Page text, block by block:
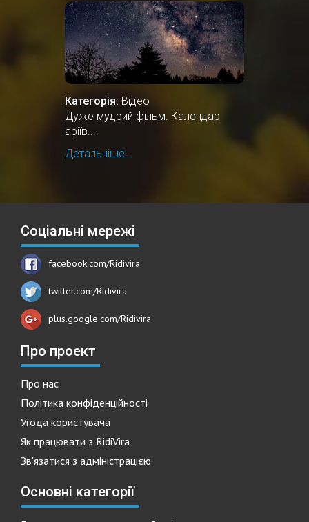
Категорія: Відео
Дуже мудрий фільм. Календар
аріїв....
Детальніше...
Соціальні мережі
facebook.com/Ridivira
twitter.com/Ridivira
plus.google.com/Ridivira
Про проект
Про нас
Політика конфіденційності
Угода користувача
Як працювати з RidiVira
Зв'язатися з адміністрацією
Основні категорії